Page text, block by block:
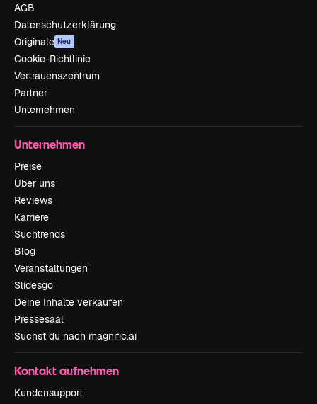
AGB
Datenschutzerklärung
Originale Neu
Cookie-Richtlinie
Vertrauenszentrum
Partner
Unternehmen
Unternehmen
Preise
Über uns
Reviews
Karriere
Suchtrends
Blog
Veranstaltungen
Slidesgo
Deine Inhalte verkaufen
Pressesaal
Suchst du nach magnific.ai
Kontakt aufnehmen
Kundensupport